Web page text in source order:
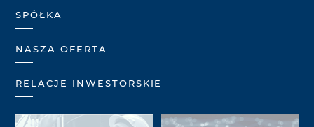
SPÓŁKA
NASZA OFERTA
RELACJE INWESTORSKIE